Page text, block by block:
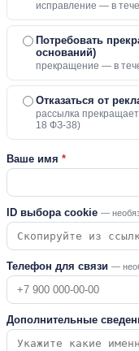
исправление — в
Потребовать
оснований)
прекращение — в
Отказаться от
рассылка
18 ФЗ-38)
Ваше имя *
ID выбора cookie —
Телефон для связи —
Дополнительные